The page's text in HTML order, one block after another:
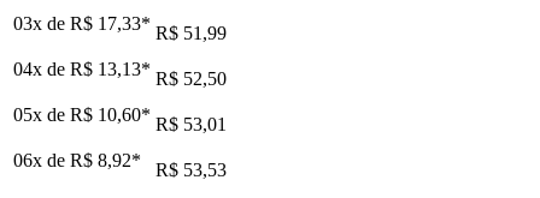
03x de R$ 17,33* R$ 51,99
04x de R$ 13,13* R$ 52,50
05x de R$ 10,60* R$ 53,01
06x de R$ 8,92*
R$ 53,53